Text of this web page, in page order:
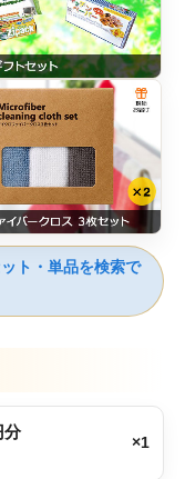
ト・単品を検索で
分
×1